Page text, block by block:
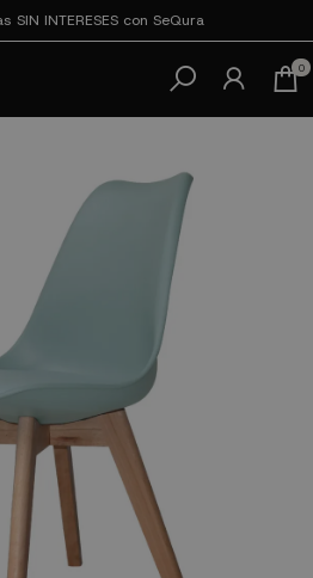
SIN INTERESES con SeQura
0